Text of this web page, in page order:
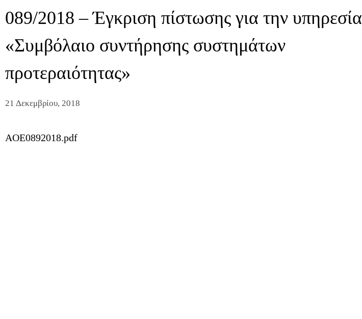
089/2018 – Έγκριση πίστωσης για την υπηρεσία
«Συμβόλαιο συντήρησης συστημάτων
προτεραιότητας»
21 Δεκεμβρίου, 2018
AOE0892018.pdf